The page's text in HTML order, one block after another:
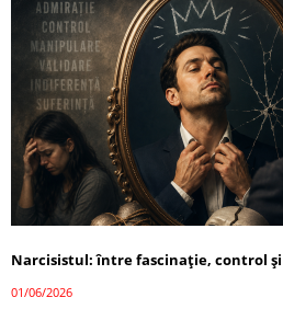
Narcisistul: între fascinație, control
01/06/2026